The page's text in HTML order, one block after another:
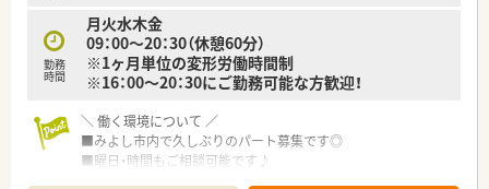
勤務
時間
月火水木金
09：00～20：30（休憩60分）
※1ヶ月単位の変形労働時間制
※16：00～20：30にご勤務可能な方歓迎！
＼ 働く環境について ／
■みよし市内で久しぶりのパート募集です◎
■曜日・時間もご相談可能です♪